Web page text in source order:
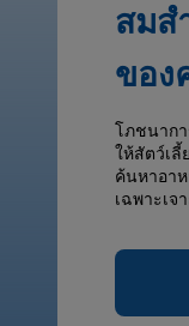
สมส
ขอ
โภชนาก
ให้สัตว์เ
ค้นหาอา
เฉพาะเ